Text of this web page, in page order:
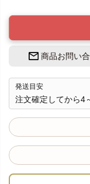
商品お問い
発送目安
注文確定してから4